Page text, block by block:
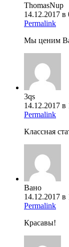
ThomasNup
14.12.2017 в
Permalink
Мы ценим
3qs
14.12.2017 в
Permalink
Классная
Вано
14.12.2017 в
Permalink
Красавы!